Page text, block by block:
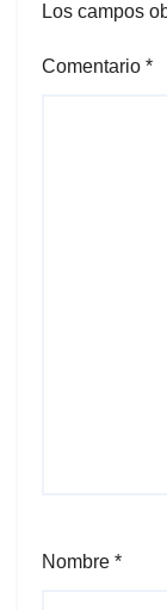
Los campos
Comentario *
Nombre *